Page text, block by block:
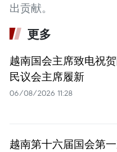
出贡献。
更多
越南国会主席致电祝
民议会主席履新
06/08/2026 11:28
越南第十六届国会第